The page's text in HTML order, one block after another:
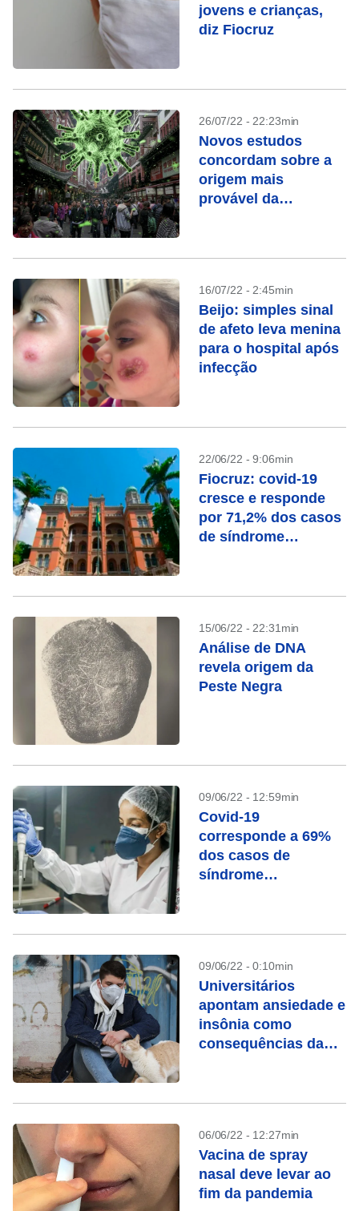
jovens e crianças,
diz Fiocruz
26/07/22 - 22:23min
Novos estudos
concordam sobre a
origem mais
provável da
16/07/22 - 2:45min
Beijo: simples sinal
de afeto leva menina
para o hospital após
infecção
22/06/22 - 9:06min
Fiocruz: covid-19
cresce e responde
por 71,2% dos casos
de síndrome
15/06/22 - 22:31min
Análise de DNA
revela origem da
Peste Negra
09/06/22 - 12:59min
Covid-19
corresponde a 69%
dos casos de
síndrome
09/06/22 - 0:10min
Universitários
apontam ansiedade e
insônia como
consequências da
06/06/22 - 12:27min
Vacina de spray
nasal deve levar ao
fim da pandemia